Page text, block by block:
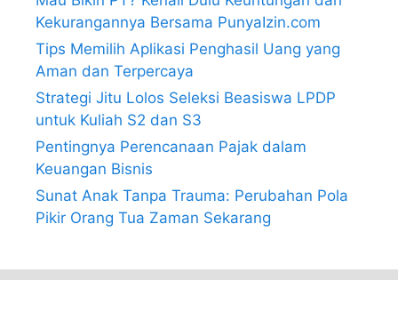
Kekurangannya Bersama PunyaIzin.com
Tips Memilih Aplikasi Penghasil Uang yang
Aman dan Terpercaya
Strategi Jitu Lolos Seleksi Beasiswa LPDP
untuk Kuliah S2 dan S3
Pentingnya Perencanaan Pajak dalam
Keuangan Bisnis
Sunat Anak Tanpa Trauma: Perubahan Pola
Pikir Orang Tua Zaman Sekarang